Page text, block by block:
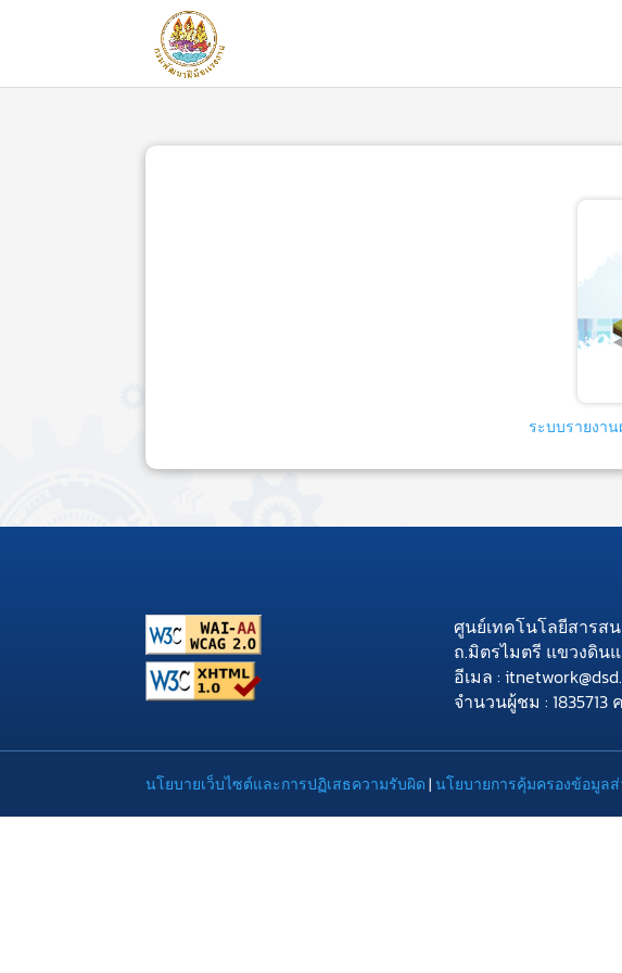
ระบบรายงา
ศูนย์เทคโนโลยีสารส
ถ.มิตรไมตรี แขวงดิน
อีเมล :
จำนวนผู้ชม : 1835713
นโยบายเว็บไซต์และการปฏิเสธความรับผิด|นโยบายการคุ้มครองข้อมูล